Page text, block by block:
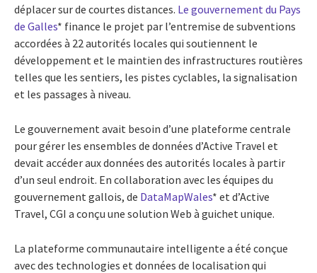
déplacer sur de courtes distances. Le gouvernement du Pays
de Galles* finance le projet par l’entremise de subventions
accordées à 22 autorités locales qui soutiennent le
développement et le maintien des infrastructures routières
telles que les sentiers, les pistes cyclables, la signalisation
et les passages à niveau.
Le gouvernement avait besoin d’une plateforme centrale
pour gérer les ensembles de données d’Active Travel et
devait accéder aux données des autorités locales à partir
d’un seul endroit. En collaboration avec les équipes du
gouvernement gallois, de DataMapWales* et d’Active
Travel, CGI a conçu une solution Web à guichet unique.
La plateforme communautaire intelligente a été conçue
avec des technologies et données de localisation qui